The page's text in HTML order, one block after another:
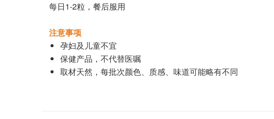
每日1-2粒，餐后服用
注意事项
孕妇及儿童不宜
保健产品，不代替医嘱
取材天然，每批次颜色、质感、味道可能略有不同